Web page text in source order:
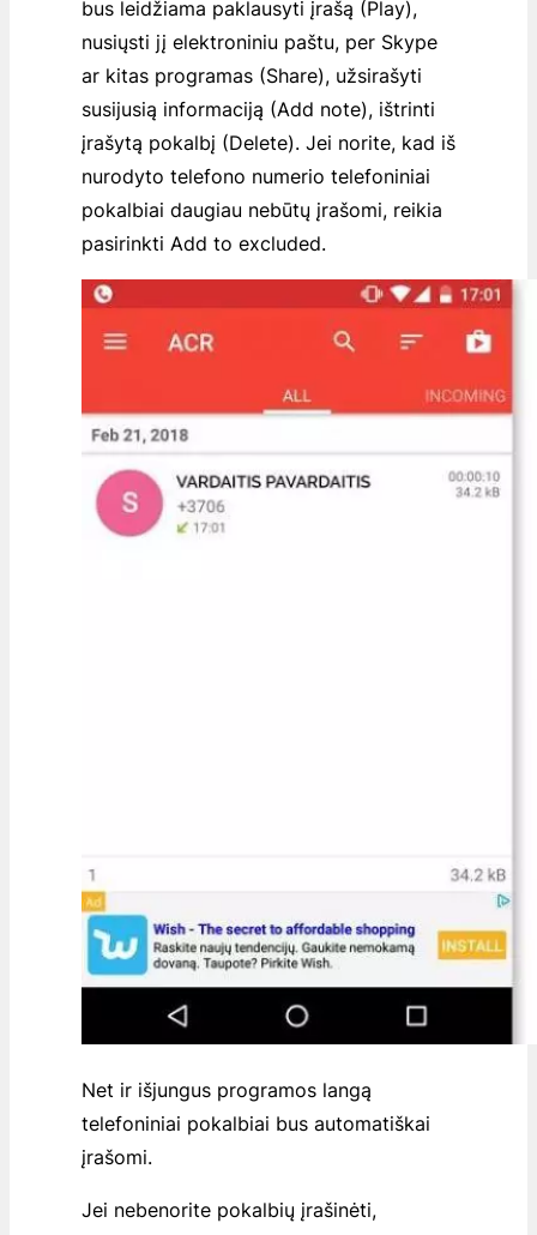
bus leidžiama paklausyti įrašą (Play),
nusiųsti jį elektroniniu paštu, per Skype
ar kitas programas (Share), užsirašyti
susijusią informaciją (Add note), ištrinti
įrašytą pokalbį (Delete). Jei norite, kad iš
nurodyto telefono numerio telefoniniai
pokalbiai daugiau nebūtų įrašomi, reikia
pasirinkti Add to excluded.
Net ir išjungus programos langą
telefoniniai pokalbiai bus automatiškai
įrašomi.
Jei nebenorite pokalbių įrašinėti,